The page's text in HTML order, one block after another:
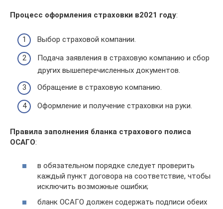
Процесс оформления страховки в2021 году:
Выбор страховой компании.
Подача заявления в страховую компанию и сбор
других вышеперечисленных документов.
Обращение в страховую компанию.
Оформление и получение страховки на руки.
Правила заполнения бланка страхового полиса
ОСАГО:
в обязательном порядке следует проверить
каждый пункт договора на соответствие, чтобы
исключить возможные ошибки;
бланк ОСАГО должен содержать подписи обеих